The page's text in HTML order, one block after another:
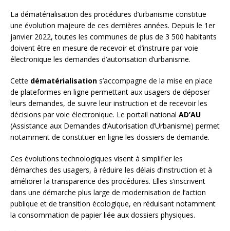
La dématérialisation des procédures d’urbanisme constitue
une évolution majeure de ces dernières années. Depuis le 1er
janvier 2022, toutes les communes de plus de 3 500 habitants
doivent être en mesure de recevoir et d’instruire par voie
électronique les demandes d’autorisation d’urbanisme.
Cette dématérialisation s’accompagne de la mise en place
de plateformes en ligne permettant aux usagers de déposer
leurs demandes, de suivre leur instruction et de recevoir les
décisions par voie électronique. Le portail national AD’AU
(Assistance aux Demandes d’Autorisation d’Urbanisme) permet
notamment de constituer en ligne les dossiers de demande.
Ces évolutions technologiques visent à simplifier les
démarches des usagers, à réduire les délais d’instruction et à
améliorer la transparence des procédures. Elles s’inscrivent
dans une démarche plus large de modernisation de l’action
publique et de transition écologique, en réduisant notamment
la consommation de papier liée aux dossiers physiques.